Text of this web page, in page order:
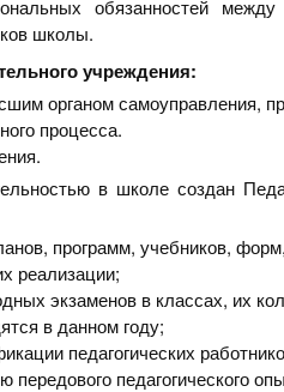
обязанностей
школы.
учреждения:
органом самоуправления,
процесса.
в школе создан
программ, учебников,
реализации;
экзаменов в классах, их
в данном году;
педагогических
педагогического